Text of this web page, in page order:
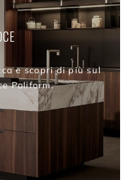
e scopri di più sul
Poliform.